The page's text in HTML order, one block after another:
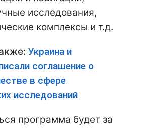
исследования,
комплексы и т.д.
Украина и
соглашение о
в сфере
исследований
программа будет за